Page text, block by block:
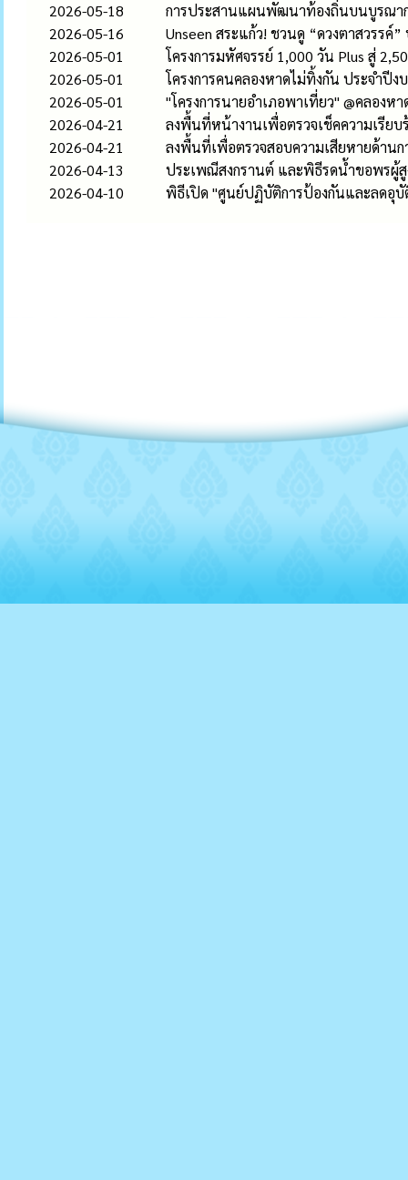
2026-05-18
การประสานแผนพัฒนาท้องถิ่นบนบูรณาก
2026-05-16
Unseen สระแก้ว! ชวนดู “ดวงตาสวรรค์
2026-05-01
โครงการมหัศจรรย์ 1,000 วัน Plus สู่
2026-05-01
โครงการคนคลองหาดไม่ทิ้งกัน ประจำปี
2026-05-01
"โครงการนายอำเภอพาเที่ยว" @คลองหา
2026-04-21
ลงพื้นที่หน้างานเพื่อตรวจเช็คความเรีย
2026-04-21
ลงพื้นที่เพื่อตรวจสอบความเสียหายด้านก
2026-04-13
ประเพณีสงกรานต์ และพิธีรดน้ำขอพรผู้
2026-04-10
พิธีเปิด "ศูนย์ปฏิบัติการป้องกันและลดอุบั